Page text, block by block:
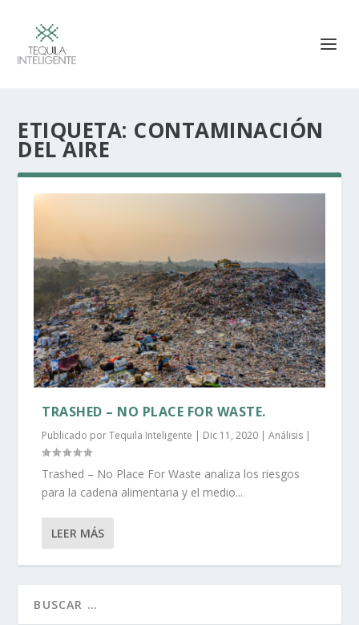
ETIQUETA: CONTAMINACIÓN
DEL AIRE
TRASHED – NO PLACE FOR WASTE.
Publicado porTequila Inteligente | Dic 11, 2020 |Análisis |
Trashed – No Place For Waste analiza los riesgos
para la cadena alimentaria y el medio...
LEER MÁS